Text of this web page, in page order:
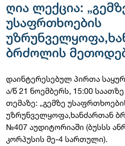
ღია ლექცია:
უსაფრთხოების
ბრძოლის
დაინტერესებულ პირთა
ა/წ 21 ნოემბერს, 15:00
თემაზე: „გემზე
უზრუნველყოფა,ხანძართან
№407 აუდიტორიაში (ბუსსს
კორპუსის მე-4 სართული).